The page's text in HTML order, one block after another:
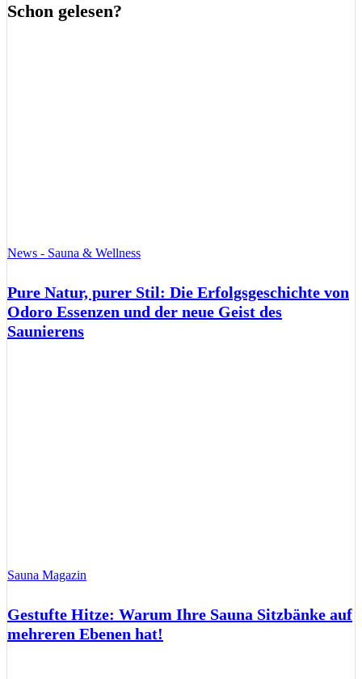
Schon gelesen?
News - Sauna & Wellness
Pure Natur, purer Stil: Die Erfolgsgeschichte von
Odoro Essenzen und der neue Geist des
Saunierens
Sauna Magazin
Gestufte Hitze: Warum Ihre Sauna Sitzbänke auf
mehreren Ebenen hat!